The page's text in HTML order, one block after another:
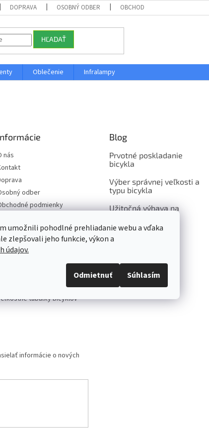
umožnili pohodlné prehliadanie webu a vďaka
zlepšovali jeho funkcie, výkon a
údajov.
Odmietnuť Súhlasím
DOPRAVA OSOBNÝ ODBER OBCHODNÉ PODMIENKY
HĽADAŤ
Oblečenie Infralampy
nás
odber
podmienky
objednávka
na odstúpenie od
tabuľky bicyklov
Blog
Prvotné poskladanie
bicykla
Výber správnej veľkosti a
typu bicykla
Užitočná výbava na
informácie o nových